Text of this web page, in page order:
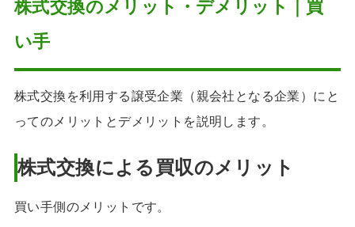
株式交換のメリット・デメリット｜買
い手
株式交換を利用する譲受企業（親会社となる企業）にと
ってのメリットとデメリットを説明します。
株式交換による買収のメリット
買い手側のメリットです。